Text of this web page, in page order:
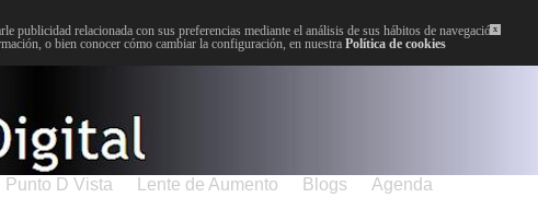
x
relacionada con sus preferencias mediante el análisis de sus hábitos de navegación.
o bien conocer cómo cambiar la configuración, en nuestra Política de cookies
Punto D Vista Lente de Aumento Blogs Agenda